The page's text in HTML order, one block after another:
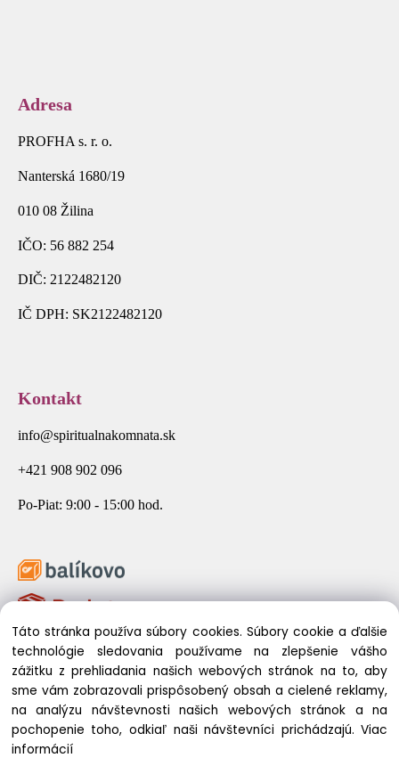
Adresa
PROFHA s. r. o.
Nanterská 1680/19
010 08 Žilina
IČO: 56 882 254
DIČ: 2122482120
IČ DPH: SK2122482120
Kontakt
info@spiritualnakomnata.sk
+421 908 902 096
Po-Piat: 9:00 - 15:00 hod.
© 2026 Spirituálna Komnata. Všetky práva vyhradené.
Táto stránka používa súbory cookies. Súbory cookie a ďalšie
technológie sledovania používame na zlepšenie vášho
zážitku z prehliadania našich webových stránok na to, aby
sme vám zobrazovali prispôsobený obsah a cielené reklamy,
na analýzu návštevnosti našich webových stránok a na
pochopenie toho, odkiaľ naši návštevníci prichádzajú.Viac
informácií